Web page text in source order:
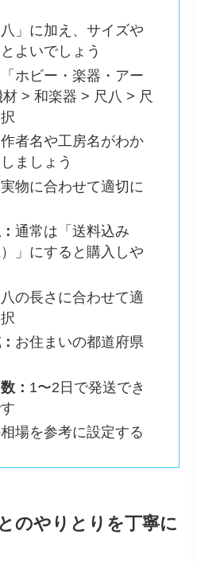
八」に加え、サイズや
よいでしょう
「ホビー・楽器・アー
材 > 和楽器 > 尺八 > 尺
者名や工房名がわか
ましょう
実物に合わせて適切に
通常は「送料込み
）」にすると購入しや
八の長さに合わせて適
お住まいの都道府県
： 1〜2日で発送でき
場を参考に設定する
のやりとりを丁寧に